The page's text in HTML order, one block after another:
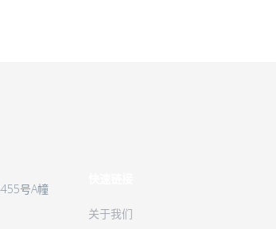
号A幢
关于我们